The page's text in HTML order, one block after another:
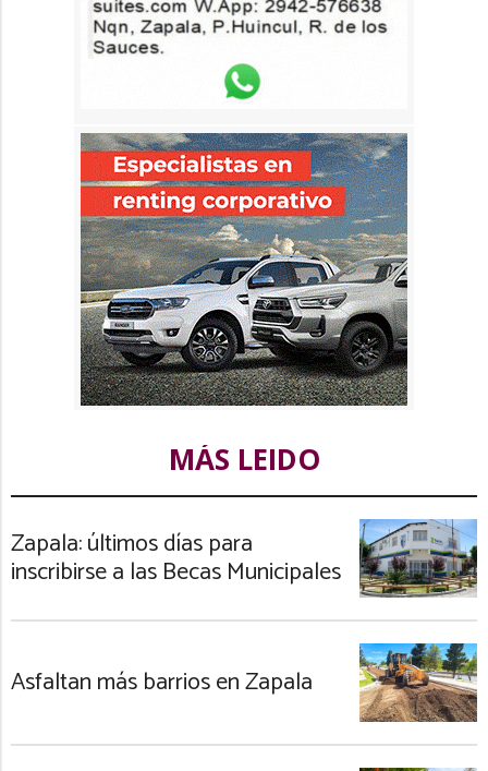
MÁS LEIDO
Zapala: últimos días para
inscribirse a las Becas Municipales
Asfaltan más barrios en Zapala